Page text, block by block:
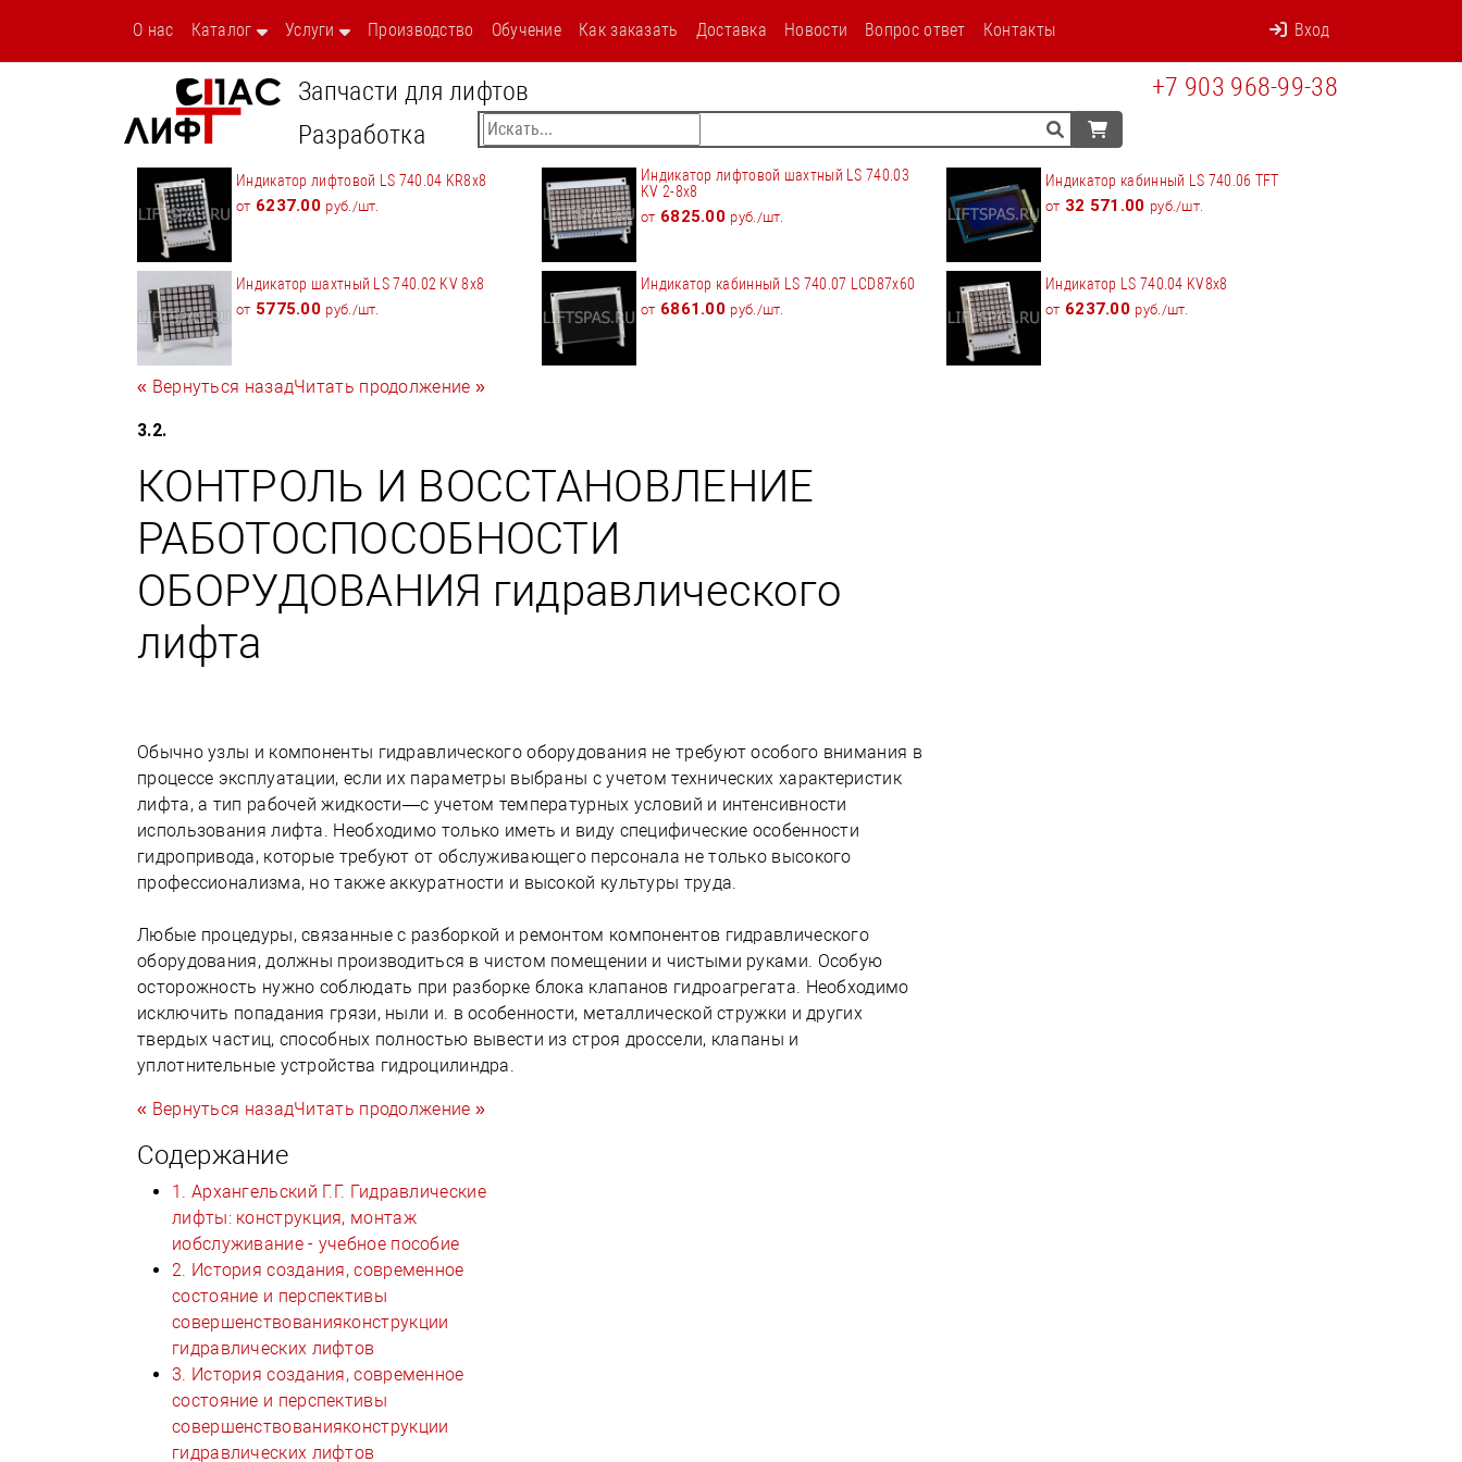
О нас
Каталог Услуги Производство Обучение Как заказать Доставка Новости Вопрос ответ Контакты Вход
Запчасти для лифтов
+7 903 968-99-38
Разработка
Индикатор лифтовой LS 740.04 KR8x8
от 6237.00 руб./шт.
Индикатор лифтовой шахтный LS 740.03
KV 2-8x8
от 6825.00 руб./шт.
Индикатор кабинный LS 740.06 TFT
от 32 571.00 руб./шт.
Индикатор шахтный LS 740.02 KV 8x8
от 5775.00 руб./шт.
Индикатор кабинный LS 740.07 LCD87x60
от 6861.00 руб./шт.
Индикатор LS 740.04 KV8x8
от 6237.00 руб./шт.
« Вернуться назадЧитать продолжение »
3.2.
КОНТРОЛЬ И ВОССТАНОВЛЕНИЕ
РАБОТОСПОСОБНОСТИ
ОБОРУДОВАНИЯ гидравлического
лифта
Обычно узлы и компоненты гидравлического оборудования не требуют особого внимания в
процессе эксплуатации, если их параметры выбраны с учетом технических характеристик
лифта, а тип рабочей жидкости—с учетом температурных условий и интенсивности
использования лифта. Необходимо только иметь и виду специфические особенности
гидропривода, которые требуют от обслуживающего персонала не только высокого
профессионализма, но также аккуратности и высокой культуры труда.
Любые процедуры, связанные с разборкой и ремонтом компонентов гидравлического
оборудования, должны производиться в чистом помещении и чистыми руками. Особую
осторожность нужно соблюдать при разборке блока клапанов гидроагрегата. Необходимо
исключить попадания грязи, ныли и. в особенности, металлической стружки и других
твердых частиц, способных полностью вывести из строя дроссели, клапаны и
уплотнительные устройства гидроцилиндра.
« Вернуться назадЧитать продолжение »
Содержание
1. Архангельский Г.Г. Гидравлические
лифты: конструкция, монтаж
иобслуживание - учебное пособие
2. История создания, современное
состояние и перспективы
совершенствованияконструкции
гидравлических лифтов
3. История создания, современное
состояние и перспективы
совершенствованияконструкции
гидравлических лифтов